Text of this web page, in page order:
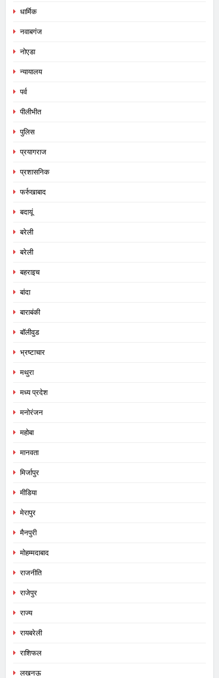
धार्मिक
नवाबगंज
नोएडा
न्यायालय
पर्व
पीलीभीत
पुलिस
प्रयागराज
प्रशासनिक
फर्रुखाबाद
बदायूं
बरेली
बरेली
बहराइच
बांदा
बाराबंकी
बॉलीवुड
भ्रष्टाचार
मथुरा
मध्य प्रदेश
मनोरंजन
महोबा
मानवता
मिर्जापुर
मीडिया
मेरापुर
मैनपुरी
मोहम्मदाबाद
राजनीति
राजेपुर
राज्य
रायबरेली
राशिफल
लखनऊ